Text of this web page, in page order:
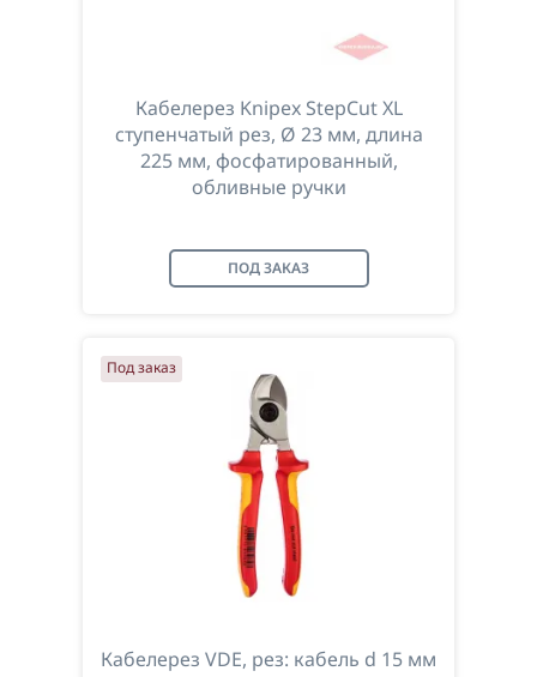
Кабелерез Knipex StepCut XL
ступенчатый рез, Ø 23 мм, длина
225 мм, фосфатированный,
обливные ручки
ПОД ЗАКАЗ
Кабелерез VDE, рез: кабель d 15 мм
Под заказ